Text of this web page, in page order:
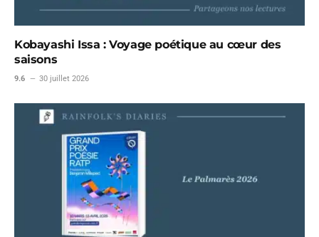
Kobayashi Issa : Voyage poétique au cœur des
saisons
9.6 30 juillet 2026